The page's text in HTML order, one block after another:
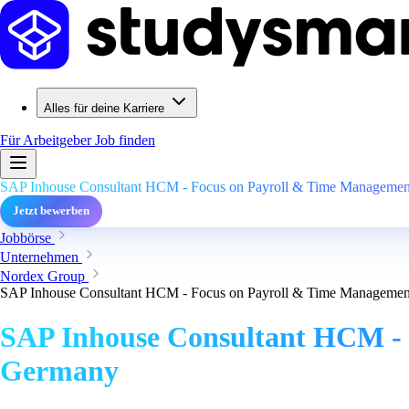
Alles für deine Karriere
Für ArbeitgeberJob finden
SAP Inhouse Consultant HCM - Focus on Payroll & Time
Jetzt bewerben
Jobbörse
Unternehmen
Nordex Group
SAP Inhouse Consultant HCM - Focus on Payroll & Time
SAP Inhouse Consultant HCM
Germany